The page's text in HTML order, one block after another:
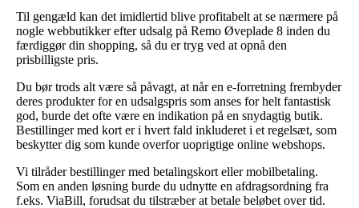
Til gengæld kan det imidlertid blive profitabelt at se nærmere på
nogle webbutikker efter udsalg på Remo Øveplade 8 inden du
færdiggør din shopping, så du er tryg ved at opnå den
prisbilligste pris.
Du bør trods alt være så påvagt, at når en e-forretning frembyder
deres produkter for en udsalgspris som anses for helt fantastisk
god, burde det ofte være en indikation på en snydagtig butik.
Bestillinger med kort er i hvert fald inkluderet i et regelsæt, som
beskytter dig som kunde overfor uoprigtige online webshops.
Vi tilråder bestillinger med betalingskort eller mobilbetaling.
Som en anden løsning burde du udnytte en afdragsordning fra
f.eks. ViaBill, forudsat du tilstræber at betale beløbet over tid.